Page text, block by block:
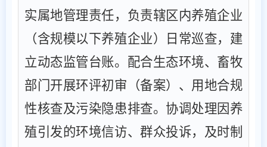
实属地管理责任，负责辖区内养殖企业
（含规模以下养殖企业） 日常巡查，建
立动态监管台账。配合生态环境、畜牧
部门开展环评初审 （备案） 、用地合规
性核查及污染隐患排查。协调处理因养
殖引发的环境信访、群众投诉，及时制